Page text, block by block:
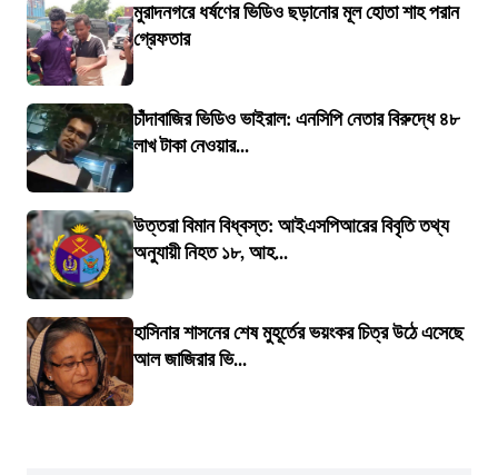
মুরাদনগরে ধর্ষণের ভিডিও ছড়ানোর মূল হোতা শাহ পরান
গ্রেফতার
চাঁদাবাজির ভিডিও ভাইরাল: এনসিপি নেতার বিরুদ্ধে ৪৮
লাখ টাকা নেওয়ার...
উত্তরা বিমান বিধ্বস্ত: আইএসপিআরের বিবৃতি তথ্য
অনুযায়ী নিহত ১৮, আহ...
হাসিনার শাসনের শেষ মুহূর্তের ভয়ংকর চিত্র উঠে এসেছে
আল জাজিরার ভি...